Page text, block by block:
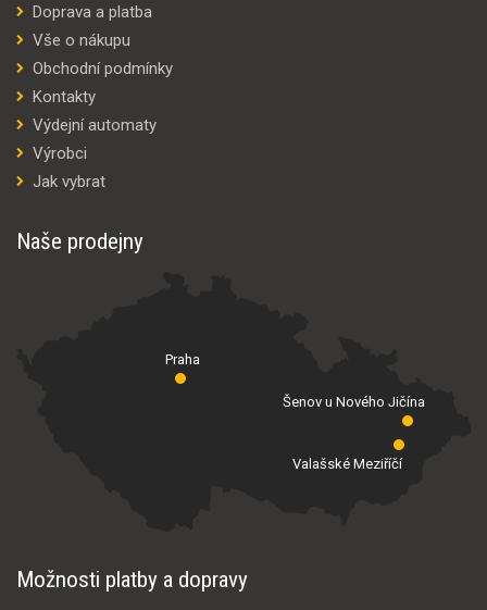
Doprava a platba
Vše o nákupu
Obchodní podmínky
Kontakty
Výdejní automaty
Výrobci
Jak vybrat
Naše prodejny
Praha
Valašské Meziříčí
Šenov u Nového Jičína
Možnosti platby a dopravy